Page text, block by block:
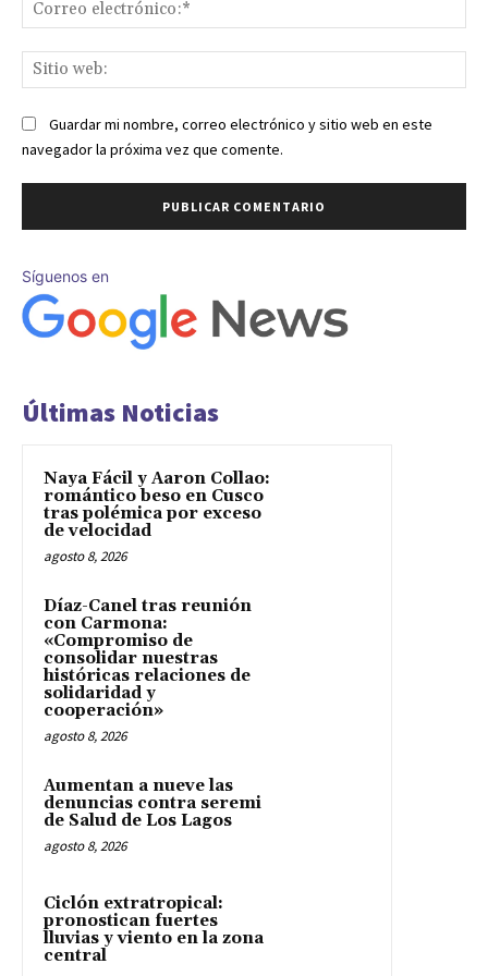
Guardar mi nombre, correo electrónico y sitio web en este
navegador la próxima vez que comente.
Síguenos en
Últimas Noticias
Naya Fácil y Aaron Collao:
romántico beso en Cusco
tras polémica por exceso
de velocidad
agosto 8, 2026
Díaz-Canel tras reunión
con Carmona:
«Compromiso de
consolidar nuestras
históricas relaciones de
solidaridad y
cooperación»
agosto 8, 2026
Aumentan a nueve las
denuncias contra seremi
de Salud de Los Lagos
agosto 8, 2026
Ciclón extratropical:
pronostican fuertes
lluvias y viento en la zona
central